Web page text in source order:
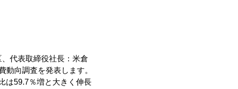
代表取締役社長：米倉
向調査を発表します。
は59.7％増と大きく伸長